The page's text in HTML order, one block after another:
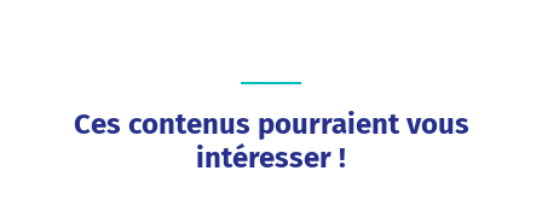
Ces contenus pourraient vous
intéresser !